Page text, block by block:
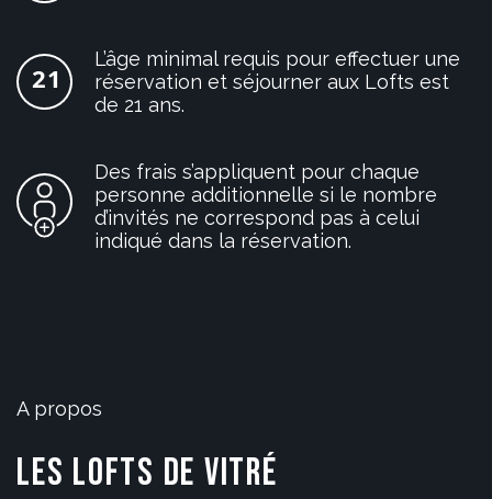
L’âge minimal requis pour effectuer une
réservation et séjourner aux Lofts est
de 21 ans.
Des frais s’appliquent pour chaque
personne additionnelle si le nombre
d’invités ne correspond pas à celui
indiqué dans la réservation.
A propos
Les Lofts De Vitré